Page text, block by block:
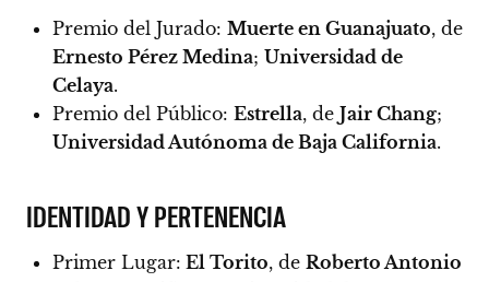
Premio del Jurado: Muerte en Guanajuato, de
Ernesto Pérez Medina; Universidad de
Celaya.
Premio del Público: Estrella, de Jair Chang;
Universidad Autónoma de Baja California.
IDENTIDAD Y PERTENENCIA
Primer Lugar: El Torito, de Roberto Antonio